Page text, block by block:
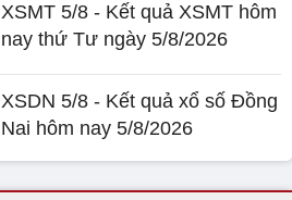
XSMT 5/8 - Kết quả XSMT hôm
nay thứ Tư ngày 5/8/2026
XSDN 5/8 - Kết quả xổ số Đồng
Nai hôm nay 5/8/2026